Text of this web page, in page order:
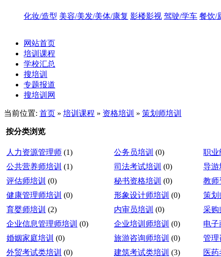
化妆/造型 美容/美发/美体/康复 影楼影视 驾驶/学车 餐饮/
网站首页
培训课程
学校汇总
搜培训
专题报道
搜培训网
当前位置: 首页 » 培训课程 » 资格培训 » 策划师培训
按分类浏览
人力资源管理师 (1) 公务员培训 (0)
职业
公共营养师培训 (1) 司法考试培训 (0)
导游
评估师培训 (0) 秘书资格培训 (0)
教师
健康管理师培训 (0) 形象设计师培训 (0)
策划
育婴师培训 (2) 内审员培训 (0)
采购
企业信息管理师培训 (0) 企业培训师培训 (0)
电子
婚姻家庭培训 (0) 旅游咨询师培训 (0)
管理
外贸考试类培训 (0) 建筑考试类培训 (3)
医